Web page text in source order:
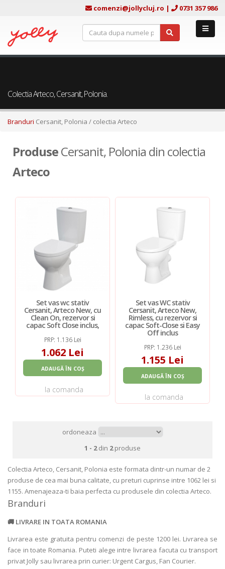
comenzi@jollycluj.ro | 0731 357 986
Colectia Arteco, Cersanit, Polonia.
Branduri Cersanit, Polonia / colectia Arteco
ProduseCersanit, Polonia din colectia
Arteco
Set vas wc stativ
Cersanit, Arteco New, cu
Clean On, rezervor si
capac Soft Close inclus,
PRP: 1.136 Lei
1.062 Lei
ADAUGĂ ÎN COȘ
la comanda
Set vas WC stativ
Cersanit, Arteco New,
Rimless, cu rezervor si
capac Soft-Close si Easy
Off inclus
PRP: 1.236 Lei
1.155 Lei
ADAUGĂ ÎN COȘ
la comanda
ordoneaza
1 - 2din 2produse
Colectia Arteco, Cersanit, Polonia este formata dintr-un numar de 2
produse de cea mai buna calitate, cu preturi cuprinse intre 1062 lei si
1155. Amenajeaza-ti baia perfecta cu produsele din colectia Arteco.
Branduri
LIVRARE IN TOATA ROMANIA
Livrarea este gratuita pentru comenzi de peste 1200 lei. Livrarea se
face in toate Romania. Puteti alege intre livrarea facuta cu transport
privat Jolly sau livrarea prin curier: Urgent Cargus, Fan Courier.